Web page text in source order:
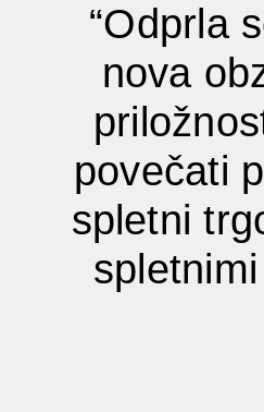
“Odprla
nova
povečati
spletni